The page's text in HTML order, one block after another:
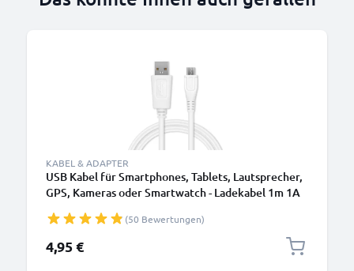
KABEL & ADAPTER
USB Kabel für Smartphones, Tablets, Lautsprecher,
GPS, Kameras oder Smartwatch - Ladekabel 1m 1A
(50 Bewertungen)
4,95 €